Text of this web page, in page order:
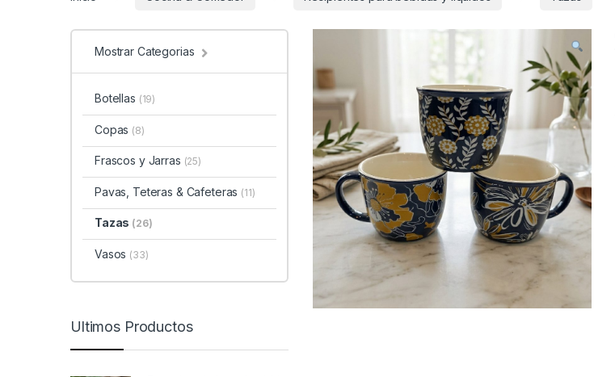
Mostrar Categorias
Botellas (19)
Copas (8)
Frascos y Jarras (25)
Pavas, Teteras & Cafeteras (11)
Tazas (26)
Vasos (33)
Ultimos Productos